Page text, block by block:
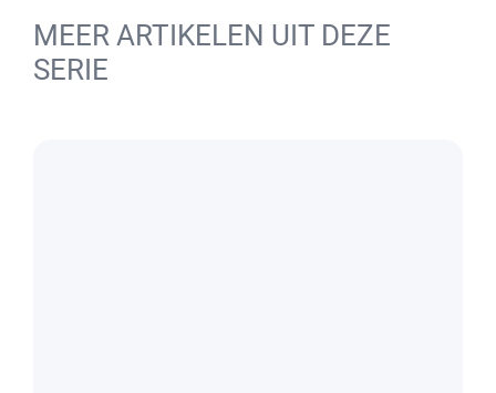
MEER ARTIKELEN UIT DEZE
SERIE